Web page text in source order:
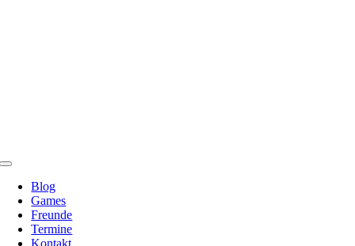
Toggle
Navigation
Blog
Games
Freunde
Termine
Kontakt